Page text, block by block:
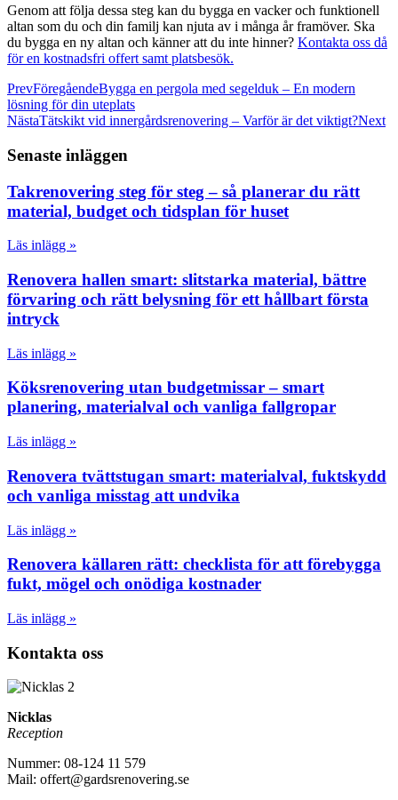
Genom att följa dessa steg kan du bygga en vacker och funktionell
altan som du och din familj kan njuta av i många år framöver. Ska
du bygga en ny altan och känner att du inte hinner? Kontakta oss då
för en kostnadsfri offert samt platsbesök.
PrevFöregåendeBygga en pergola med segelduk – En modern
lösning för din uteplats
NästaTätskikt vid innergårdsrenovering – Varför är det viktigt?Next
Senaste inläggen
Takrenovering steg för steg – så planerar du rätt
material, budget och tidsplan för huset
Läs inlägg »
Renovera hallen smart: slitstarka material, bättre
förvaring och rätt belysning för ett hållbart första
intryck
Läs inlägg »
Köksrenovering utan budgetmissar – smart
planering, materialval och vanliga fallgropar
Läs inlägg »
Renovera tvättstugan smart: materialval, fuktskydd
och vanliga misstag att undvika
Läs inlägg »
Renovera källaren rätt: checklista för att förebygga
fukt, mögel och onödiga kostnader
Läs inlägg »
Kontakta oss
Nicklas
Reception
Nummer: 08-124 11 579
Mail: offert@gardsrenovering.se